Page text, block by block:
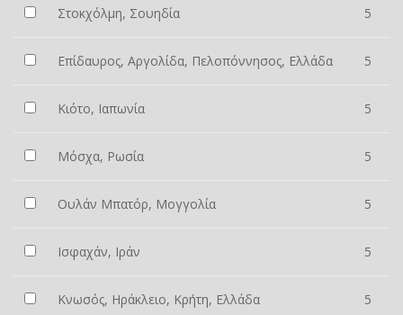
Στοκχόλμη, Σουηδία 5
Επίδαυρος, Αργολίδα, Πελοπόννησος, Ελλάδα 5
Κιότο, Ιαπωνία 5
Μόσχα, Ρωσία 5
Ουλάν Μπατόρ, Μογγολία 5
Ισφαχάν, Ιράν 5
Κνωσός, Ηράκλειο, Κρήτη, Ελλάδα 5